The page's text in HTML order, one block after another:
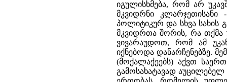
იგულისხმება, რომ არ
მკვიდრნი
პოლიტიკურ და სხვა სახის
მკვიდრთა შორის, რა თქმა
ვივარაუდოთ, რომ ამ
იქნებოდა დანარჩენებზე.
(მოქალაქეებს) აქვთ
გამოსახატავად